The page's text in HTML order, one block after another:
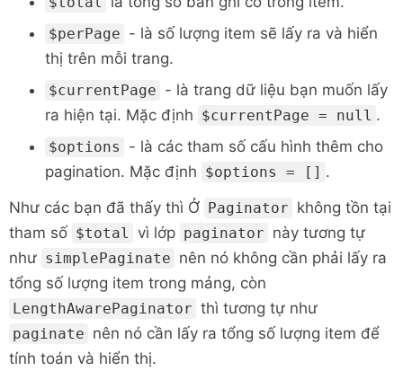
$perPage - là số lượng item sẽ lấy ra và hiển
thị trên mỗi trang.
$currentPage - là trang dữ liệu bạn muốn lấy
ra hiện tại. Mặc định $currentPage = null .
$options
- là các tham số cấu hình thêm cho
pagination. Mặc định $options = [] .
Như các bạn đã thấy thì Ở Paginator không tồn tại
tham số $total vì lớp paginator này tương tự
như simplePaginate nên nó không cần phải lấy ra
tổng số lượng item trong mảng, còn
LengthAwarePaginator thì tương tự như
paginate nên nó cần lấy ra tổng số lượng item để
tính toán và hiển thị.